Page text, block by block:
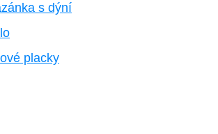
s dýní
placky